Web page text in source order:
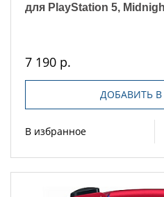
для PlayStation 5,
7 190 р.
ДОБАВИТЬ
В избранное